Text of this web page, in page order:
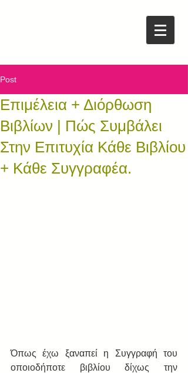
Post
Επιμέλεια + Διόρθωση
Βιβλίων | Πώς Συμβάλει
Στην Επιτυχία Κάθε Βιβλίου
+ Κάθε Συγγραφέα.
Όπως έχω ξαναπεί η Συγγραφή του
οποιοδήποτε βιβλίου δίχως την